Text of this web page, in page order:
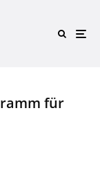
für